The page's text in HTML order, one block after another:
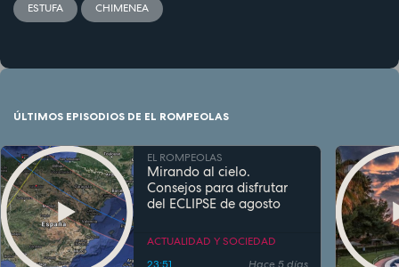
ESTUFA CHIMENEA
ÚLTIMOS EPISODIOS DE EL ROMPEOLAS
EL ROMPEOLAS
Mirando al cielo.
Consejos para disfrutar
del ECLIPSE de agosto
ACTUALIDAD Y SOCIEDAD